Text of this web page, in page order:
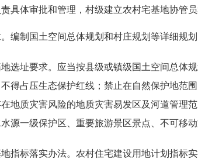
具体审批和管理，村级建立农村宅基地协管
制国土空间总体规划和村庄规划等详细规划
址要求。应当按县级或镇级国土空间总体规
得占压生态保护红线；禁止在自然保护地范
地质灾害风险的地质灾害易发区及河道管理
源一级保护区、重要旅游景区景点、不可移
标落实办法。农村住宅建设用地计划指标